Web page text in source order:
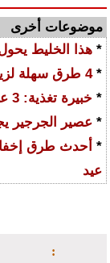
موضوعات أخرى
* هذا الخليط
*4 طرق سهلة لزيادة الطول
* خبيرة تغذية: 3 عناصر غذائية لوقف تساقط الشعر
* عصير الجرجير
* أحدث طرق
عيد
: